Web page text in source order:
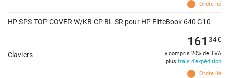
Ordre lié
HP SPS-TOP COVER W/KB CP BL SR pour HP EliteBook 640 G10
Claviers
Ordre lié
161 34€
y compris 20% de TVA
plus frais d'expédition